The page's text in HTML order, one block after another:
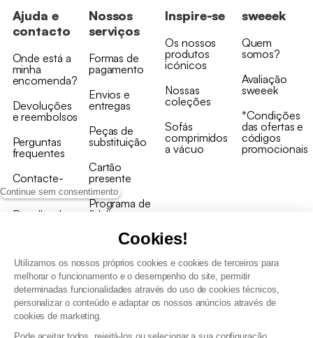
Continue sem consentimento
Cookies!
Utilizamos os nossos próprios cookies e cookies de terceiros para
melhorar o funcionamento e o desempenho do site, permitir
determinadas funcionalidades através do uso de cookies técnicos,
personalizar o conteúdo e adaptar os nossos anúncios através de
cookies de marketing.
Ajuda e
contacto
Onde está a
minha
encomenda?
Devoluções
e reembolsos
Perguntas
frequentes
Contacte-
nos
Recolha de
Nossos
serviços
Formas de
pagamento
Envios e
entregas
Peças de
substituição
Cartão
presente
Programa de
fidelizaçao
Inspire-se
Os nossos
produtos
icónicos
Nossas
coleções
Sofás
comprimidos
a vácuo
sweeek
Quem
somos?
Avaliação
sweeek
*Condições
das ofertas e
códigos
promocionais
Termos e Condições Gerais de Venda e Aviso Legal